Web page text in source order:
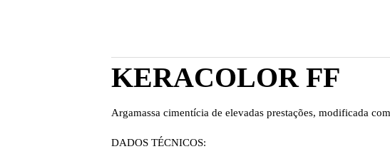
KERACOLOR FF
Argamassa cimentícia de elevadas prestações, modificada
DADOS TÉCNICOS: